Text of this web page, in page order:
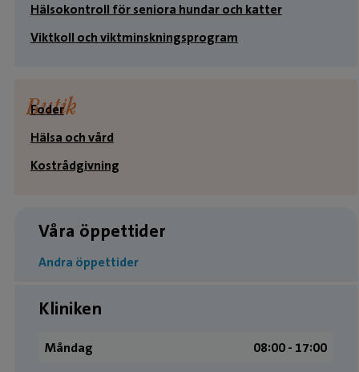
Hälsokontroll för seniora hundar och katter
Viktkoll och viktminskningsprogram
Butik
Foder
Hälsa och vård
Kostrådgivning
Våra öppettider
Andra öppettider
Kliniken
Måndag
08:00 ­- 17:00